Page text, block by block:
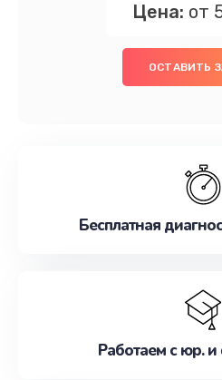
Цена: от
ОСТАВИТЬ
Бесплатная
Работаем с юр.